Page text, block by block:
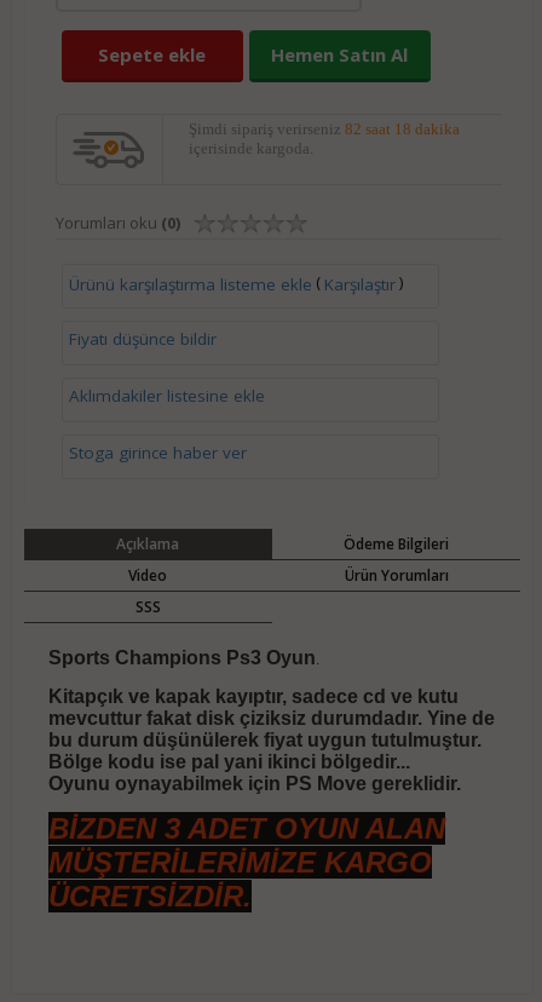
Sepete ekle Hemen Satın Al
Şimdi sipariş verirseniz 82 saat 18 dakika
içerisinde kargoda.
Yorumları oku (0)
Ürünü karşılaştırma listeme ekle ( Karşılaştır)
Fiyatı düşünce bildir
Aklımdakiler listesine ekle
Stoga girince haber ver
Açıklama
Ödeme Bilgileri
Video
Ürün Yorumları
SSS
Sports Champions Ps3 Oyun.
Kitapçık ve kapak kayıptır, sadece cd ve kutu
mevcuttur fakat disk çiziksiz durumdadır. Yine de
bu durum düşünülerek fiyat uygun tutulmuştur.
Bölge kodu ise pal yani ikinci bölgedir...
Oyunu oynayabilmek için PS Move gereklidir.
BİZDEN 3 ADET OYUN ALAN
MÜŞTERİLERİMİZE KARGO
ÜCRETSİZDİR.